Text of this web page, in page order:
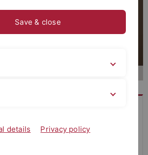
(a) dem ethisch vertretbaren
Save & close
details Privacy policy